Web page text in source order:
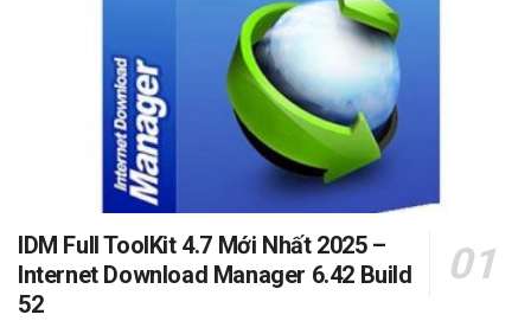
IDM Full ToolKit 4.7 Mới Nhất 2025 –
Internet Download Manager 6.42 Build
52